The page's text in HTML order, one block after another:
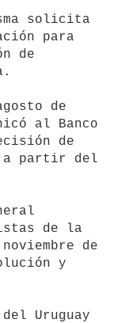
solicita
para
de
de
al Banco
de
a partir del
de la
de
y
Uruguay